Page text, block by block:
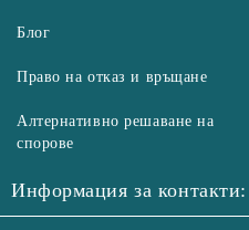
Блог
Право на отказ и връщане
Алтернативно решаване на
спорове
Информация за контакти: